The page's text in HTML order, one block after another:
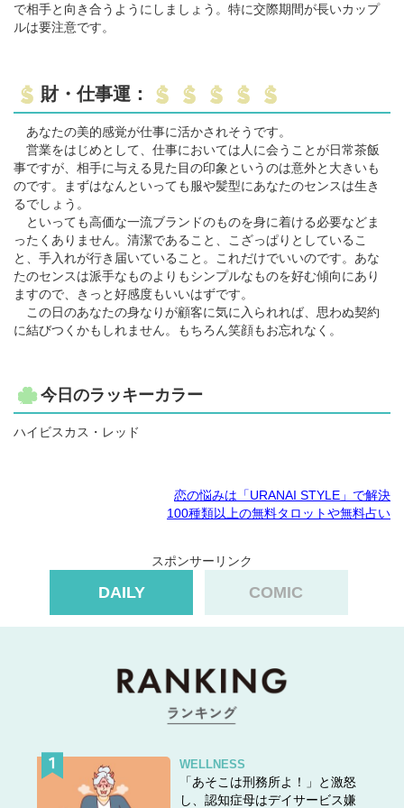
で相手と向き合うようにしましょう。特に交際期間が長いカップ
ルは要注意です。
財・仕事運：
あなたの美的感覚が仕事に活かされそうです。
営業をはじめとして、仕事においては人に会うことが日常茶飯
事ですが、相手に与える見た目の印象というのは意外と大きいも
のです。まずはなんといっても服や髪型にあなたのセンスは生き
るでしょう。
といっても高価な一流ブランドのものを身に着ける必要などま
ったくありません。清潔であること、こざっぱりとしているこ
と、手入れが行き届いていること。これだけでいいのです。あな
たのセンスは派手なものよりもシンプルなものを好む傾向にあり
ますので、きっと好感度もいいはずです。
この日のあなたの身なりが顧客に気に入られれば、思わぬ契約
に結びつくかもしれません。もちろん笑顔もお忘れなく。
今日のラッキーカラー
ハイビスカス・レッド
恋の悩みは「URANAI STYLE」で解決
100種類以上の無料タロットや無料占い
スポンサーリンク
DAILY COMIC
WELLNESS
「あそこは刑務所よ！」と激怒
し、認知症母はデイサービス嫌